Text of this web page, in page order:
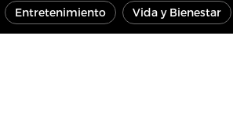
Entretenimiento Vida y Bienestar